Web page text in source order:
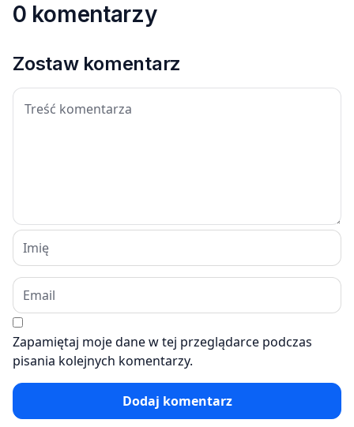
0 komentarzy
Zostaw komentarz
Zapamiętaj moje dane w tej przeglądarce podczas
pisania kolejnych komentarzy.
Dodaj komentarz